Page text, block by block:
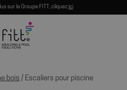
sur le Groupe FITT, cliquezici
bois / Escaliers pour piscine